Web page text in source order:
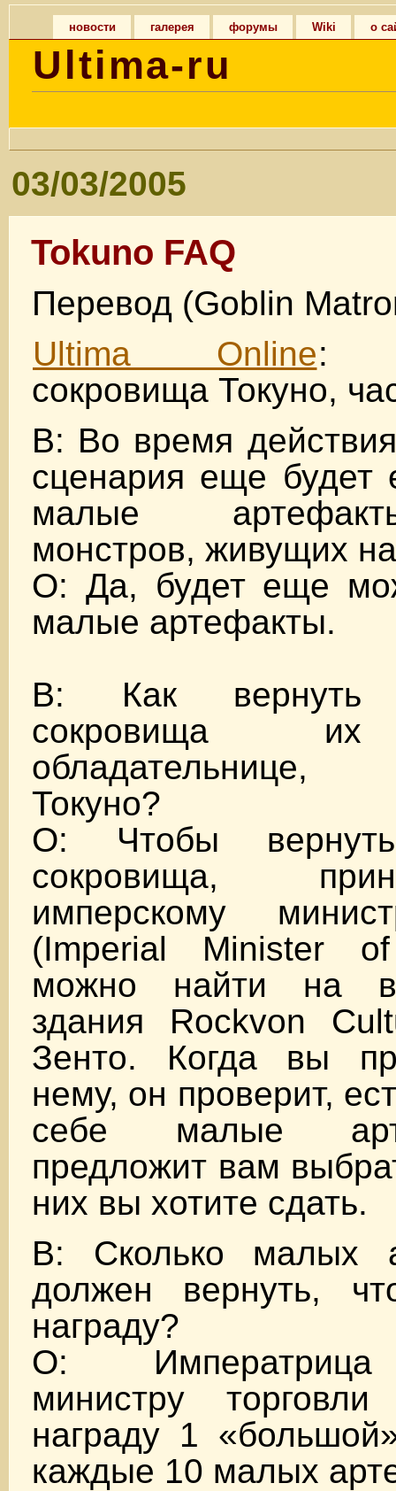
новости галерея форумы Wiki о
Ultima-ru
03/03/2005
Tokuno FAQ
Перевод (Goblin
Ultima Online:
сокровища Токуно,
В: Во время
сценария еще будет
малые
монстров, живущих
О: Да, будет еще
малые артефакты.
В: Как вернуть
сокровища их
обладательнице,
Токуно?
О: Чтобы
сокровища,
имперскому
(Imperial Minister
можно найти на
здания Rockvon
Зенто. Когда вы
нему, он проверит,
себе малые
предложит вам
них вы хотите сдать.
В: Сколько малых
должен вернуть,
награду?
О: Императрица
министру
награду 1
каждые 10 малых